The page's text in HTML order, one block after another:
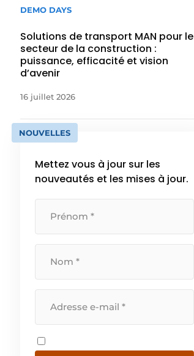
DEMO DAYS
Solutions de transport MAN pour le
secteur de la construction :
puissance, efficacité et vision
d’avenir
16 juillet 2026
NOUVELLES
Mettez vous à jour sur les
nouveautés et les mises à jour.